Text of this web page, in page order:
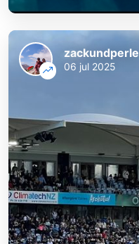
zackundperle
06 jul 2025